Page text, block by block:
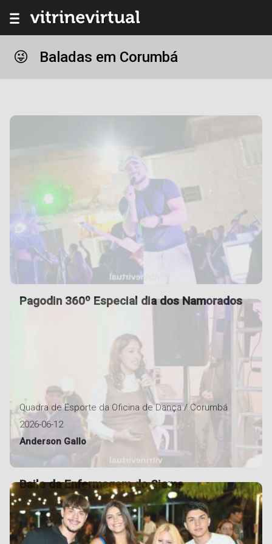
Baladas em Corumbá
Pagodin 360º Especial dia dos Namorados
Quadra de Esporte da Oficina de Dança / Corumbá
2026-06-12
Anderson Gallo
Baile da Enfermagem do Siems